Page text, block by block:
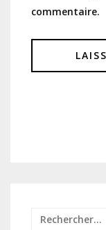
commentaire.
Rechercher :